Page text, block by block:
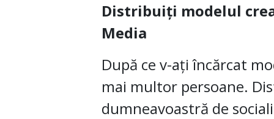
Distribuiți modelul
Media
După ce v-ați încărcat
mai multor persoane.
dumneavoastră de